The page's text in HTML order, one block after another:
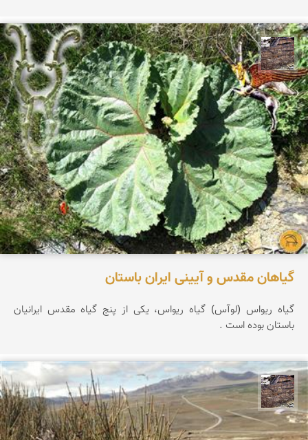
محمد ناصری فرد
گیاهان مقدس و آیینی ایران باستان
گیاه ریواس (لوآس) گیاه ریواس، یکی از پنج گیاه مقدس ایرانیان
باستان بوده است .
محمد ناصری فرد